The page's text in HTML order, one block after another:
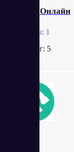
АТОЛ Онлайн
Отзывы: 1
Рейтинг: 5